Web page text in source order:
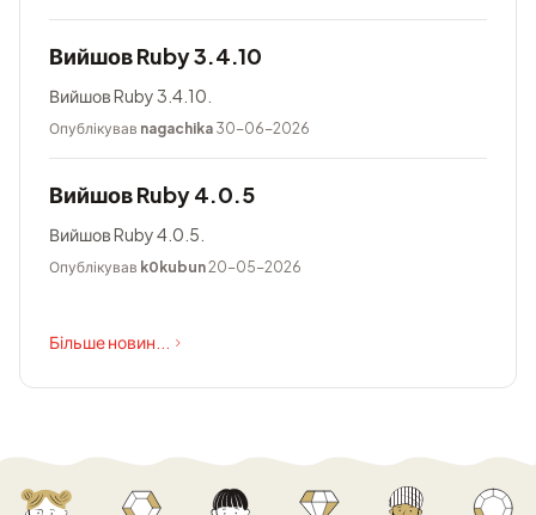
Вийшов Ruby 3.4.10
Вийшов Ruby 3.4.10.
Опублікував nagachika 30-06-2026
Вийшов Ruby 4.0.5
Вийшов Ruby 4.0.5.
Опублікував k0kubun20-05-2026
Більше новин...